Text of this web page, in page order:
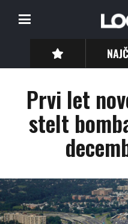
Prvi let
stelt